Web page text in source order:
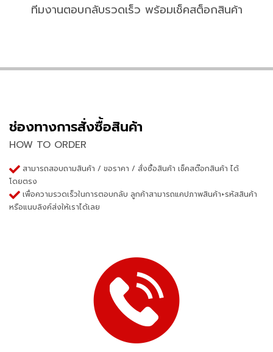
ทีมงานตอบกลับรวดเร็ว พร้อมเช็คสต็อกสินค้า
ช่องทางการสั่งซื้อสินค้า
HOW TO ORDER
สามารถสอบถามสินค้า / ขอราคา / สั่งซื้อสินค้า เช็คสต๊อกสินค้า ได้
โดยตรง
เพื่อความรวดเร็วในการตอบกลับ ลูกค้าสามารถแคปภาพสินค้า+รหัสสินค้า
หรือแนบลิงค์ส่งให้เราได้เลย